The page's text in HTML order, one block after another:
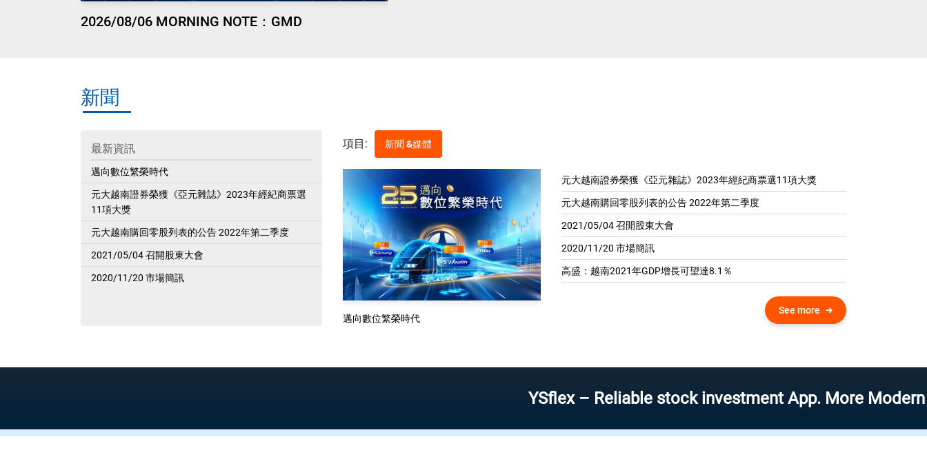
2026/08/06 MORNING NOTE：GMD
新聞
最新資訊
邁向數位繁榮時代
元大越南證券榮獲《亞元雜誌》2023年經紀商票選
11項大獎
元大越南購回零股列表的公告 2022年第二季度
2021/05/04 召開股東大會
2020/11/20 市場簡訊
項目: 新聞 &媒體
邁向數位繁榮時代
元大越南證券榮獲《亞元雜誌》2023年經紀商票選11項大獎
元大越南購回零股列表的公告 2022年第二季度
2021/05/04 召開股東大會
2020/11/20 市場簡訊
高盛：越南2021年GDP增​​長可望達8.1％
See more
YSflex – Reliable stock investment App. More Modern –